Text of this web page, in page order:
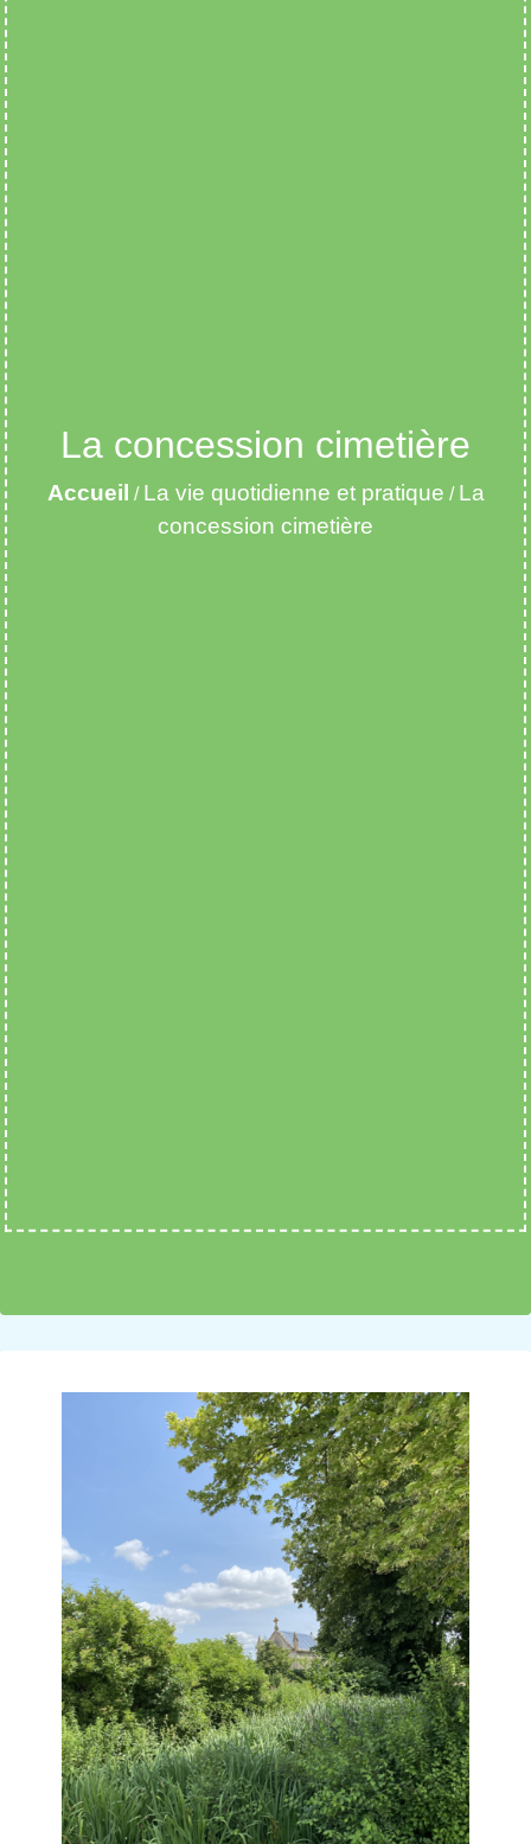
La concession cimetière
Accueil / La vie quotidienne et pratique / La
concession cimetière